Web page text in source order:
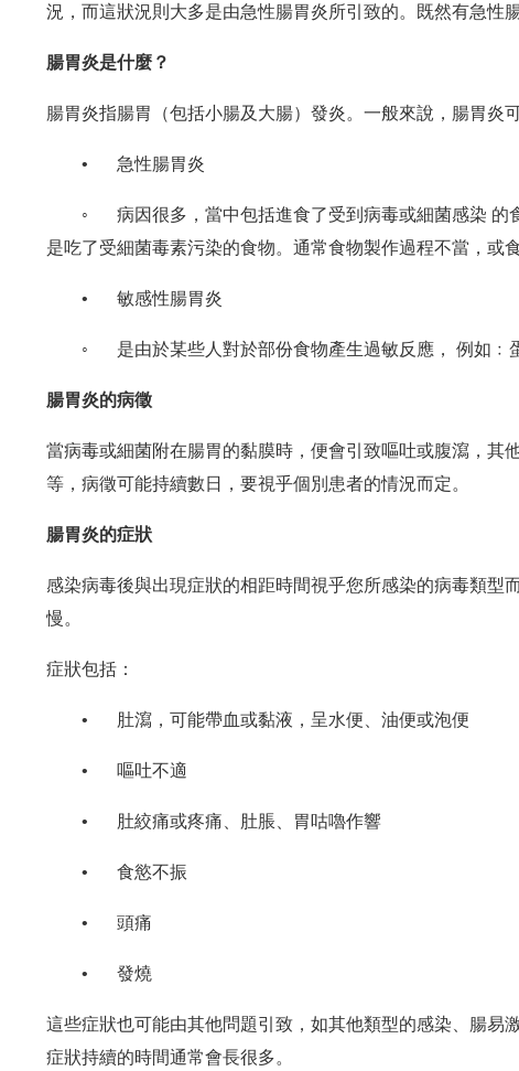
況，而這狀況則大多是由急性腸胃炎所引致的。既然有急性
腸胃炎是什麼？
腸胃炎指腸胃（包括小腸及大腸）發炎。一般來說，腸胃炎
• 急性腸胃炎
◦
病因很多，當中包括進食了受到病毒或細菌感染
是吃了受細菌毒素污染的食物。通常食物製作過程不當，或
• 敏感性腸胃炎
◦ 是由於某些人對於部份食物產生過敏反應， 例如﹕
腸胃炎的病徵
當病毒或細菌附在腸胃的黏膜時，便會引致嘔吐或腹瀉，其
等，病徵可能持續數日，要視乎個別患者的情況而定。
腸胃炎的症狀
感染病毒後與出現症狀的相距時間視乎您所感染的病毒類型
慢。
症狀包括：
• 肚瀉，可能帶血或黏液，呈水便、油便或泡便
• 嘔吐不適
• 肚絞痛或疼痛、肚脹、胃咕嚕作響
• 食慾不振
• 頭痛
• 發燒
這些症狀也可能由其他問題引致，如其他類型的感染、腸易
症狀持續的時間通常會長很多。